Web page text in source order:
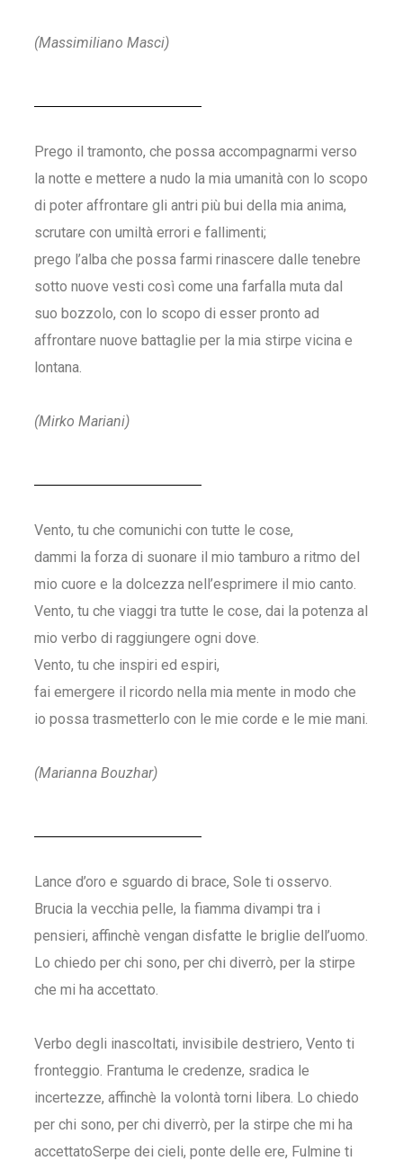
(Massimiliano Masci)
Prego il tramonto, che possa accompagnarmi verso
la notte e mettere a nudo la mia umanità con lo scopo
di poter affrontare gli antri più bui della mia anima,
scrutare con umiltà errori e fallimenti;
prego l’alba che possa farmi rinascere dalle tenebre
sotto nuove vesti così come una farfalla muta dal
suo bozzolo, con lo scopo di esser pronto ad
affrontare nuove battaglie per la mia stirpe vicina e
lontana.
(Mirko Mariani)
Vento, tu che comunichi con tutte le cose,
dammi la forza di suonare il mio tamburo a ritmo del
mio cuore e la dolcezza nell’esprimere il mio canto.
Vento, tu che viaggi tra tutte le cose, dai la potenza al
mio verbo di raggiungere ogni dove.
Vento, tu che inspiri ed espiri,
fai emergere il ricordo nella mia mente in modo che
io possa trasmetterlo con le mie corde e le mie mani.
(Marianna Bouzhar)
Lance d’oro e sguardo di brace, Sole ti osservo.
Brucia la vecchia pelle, la fiamma divampi tra i
pensieri, affinchè vengan disfatte le briglie dell’uomo.
Lo chiedo per chi sono, per chi diverrò, per la stirpe
che mi ha accettato.
Verbo degli inascoltati, invisibile destriero, Vento ti
fronteggio. Frantuma le credenze, sradica le
incertezze, affinchè la volontà torni libera. Lo chiedo
per chi sono, per chi diverrò, per la stirpe che mi ha
accettatoSerpe dei cieli, ponte delle ere, Fulmine ti